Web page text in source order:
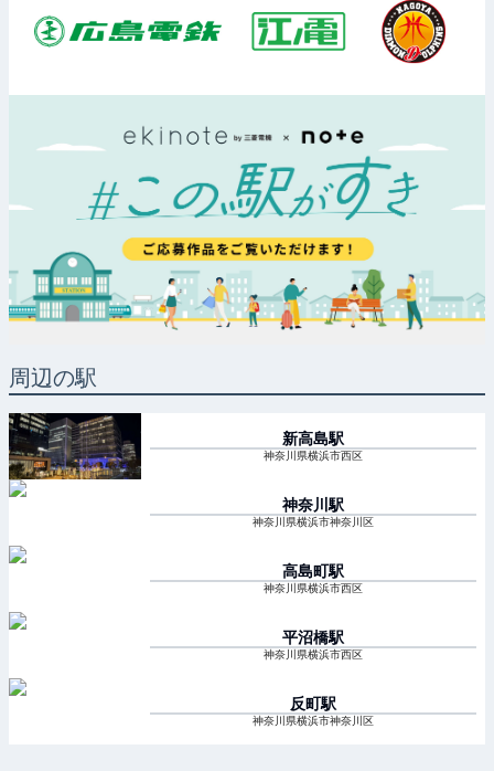
周辺の駅
新高島駅
神奈川県横浜市西区
神奈川 駅
神奈川県横浜市神奈川区
高島町駅
神奈川県横浜市西区
平沼橋駅
神奈川県横浜市西区
反町駅
神奈川県横浜市神奈川区